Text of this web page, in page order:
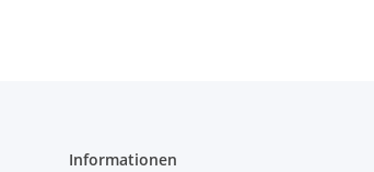
Informationen